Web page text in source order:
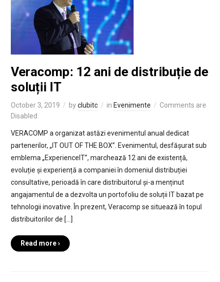
Veracomp: 12 ani de distribuție de
soluții IT
October 3, 2019 byclubitc in Evenimente
Comments are
Disabled
VERACOMP a organizat astăzi evenimentul anual dedicat
partenerilor, „IT OUT OF THE BOX”. Evenimentul, desfășurat sub
emblema „ExperienceIT”, marchează 12 ani de existență,
evoluție și experiență a companiei în domeniul distribuției
consultative, perioadă în care distribuitorul și-a menținut
angajamentul de a dezvolta un portofoliu de soluții IT bazat pe
tehnologii inovative. În prezent, Veracomp se situează în topul
distribuitorilor de […]
Read more ›